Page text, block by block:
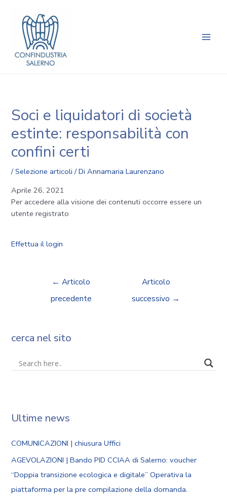
contenuto
Soci e liquidatori di società
estinte: responsabilità con
confini certi
/Selezione articoli / DiAnnamaria Laurenzano
Aprile 26, 2021
Per accedere alla visione dei contenuti occorre essere un
utente registrato
Effettua il login
articoli
← Articolo
precedente
Articolo
successivo →
cerca nel sito
Ultime news
COMUNICAZIONI | chiusura Uffici
AGEVOLAZIONI | Bando PID CCIAA di Salerno: voucher
“Doppia transizione ecologica e digitale” Operativa la
piattaforma per la pre compilazione della domanda.